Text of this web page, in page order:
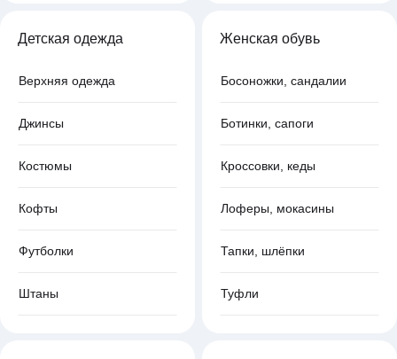
Детская одежда
Верхняя одежда
Джинсы
Костюмы
Кофты
Футболки
Штаны
Женская обувь
Босоножки, сандалии
Ботинки, сапоги
Кроссовки, кеды
Лоферы, мокасины
Тапки, шлёпки
Туфли